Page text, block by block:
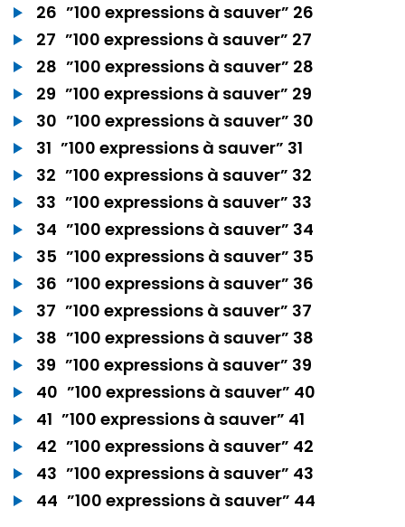
26 ”100 expressions à sauver” 26
27 ”100 expressions à sauver” 27
28 ”100 expressions à sauver” 28
29 ”100 expressions à sauver” 29
30 ”100 expressions à sauver” 30
31 ”100 expressions à sauver” 31
32 ”100 expressions à sauver” 32
33 ”100 expressions à sauver” 33
34 ”100 expressions à sauver” 34
35 ”100 expressions à sauver” 35
36 ”100 expressions à sauver” 36
37 ”100 expressions à sauver” 37
38 ”100 expressions à sauver” 38
39 ”100 expressions à sauver” 39
40 ”100 expressions à sauver” 40
41 ”100 expressions à sauver” 41
42 ”100 expressions à sauver” 42
43 ”100 expressions à sauver” 43
44 ”100 expressions à sauver” 44